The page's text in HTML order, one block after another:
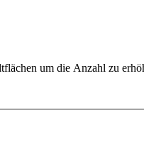
um die Anzahl zu